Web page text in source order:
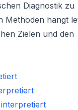
Diagnostik zu
Methoden hängt
Zielen und den